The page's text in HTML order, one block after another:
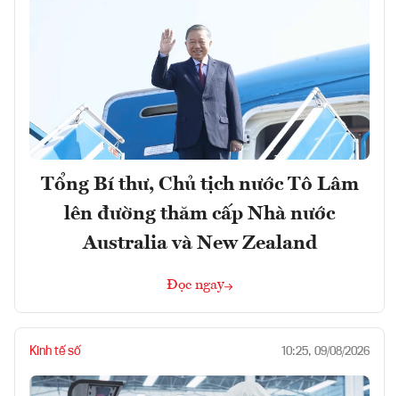
Tổng Bí thư, Chủ tịch nước Tô Lâm
lên đường thăm cấp Nhà nước
Australia và New Zealand
Đọc ngay
Kinh tế số 10:25, 09/08/2026